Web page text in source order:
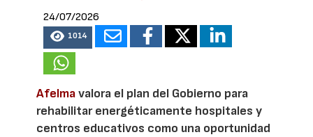
24/07/2026
1014
Afelmavalora el plan del Gobierno para
rehabilitar energéticamente hospitales y
centros educativos como una oportunidad